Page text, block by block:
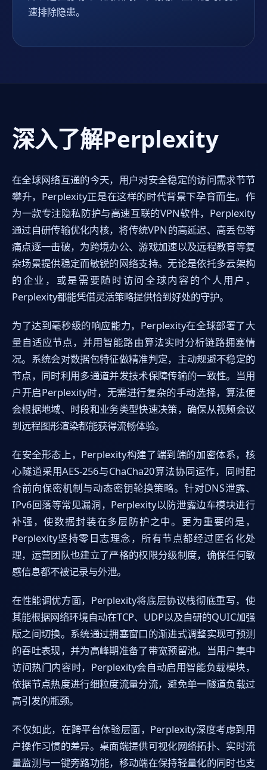
速排除隐患。
深入了解Perplexity
在全球网络互通的今天，用户对安全稳定的访问需求节节
攀升，Perplexity正是在这样的时代背景下孕育而生。作
为一款专注隐私防护与高速互联的VPN软件，Perplexity
通过自研传输优化内核，将传统VPN的高延迟、高丢包等
痛点逐一击破，为跨境办公、游戏加速以及远程教育等复
杂场景提供稳定而敏锐的网络支持。无论是依托多云架构
的企业，或是需要随时访问全球内容的个人用户，
Perplexity都能凭借灵活策略提供恰到好处的守护。
为了达到毫秒级的响应能力，Perplexity在全球部署了大
量自适应节点，并用智能路由算法实时分析链路拥塞情
况。系统会对数据包特征做精准判定，主动规避不稳定的
节点，同时利用多通道并发技术保障传输的一致性。当用
户开启Perplexity时，无需进行复杂的手动选择，算法便
会根据地域、时段和业务类型快速决策，确保从视频会议
到远程图形渲染都能获得流畅体验。
在安全形态上，Perplexity构建了端到端的加密体系，核
心隧道采用AES-256与ChaCha20算法协同运作，同时配
合前向保密机制与动态密钥轮换策略。针对DNS泄露、
IPv6回落等常见漏洞，Perplexity以防泄露边车模块进行
补强，使数据封装在多层防护之中。更为重要的是，
Perplexity坚持零日志理念，所有节点都经过匿名化处
理，运营团队也建立了严格的权限分级制度，确保任何敏
感信息都不被记录与外泄。
在性能调优方面，Perplexity将底层协议栈彻底重写，使
其能根据网络环境自动在TCP、UDP以及自研的QUIC加强
版之间切换。系统通过拥塞窗口的渐进式调整实现可预测
的吞吐表现，并为高峰期准备了带宽预留池。当用户集中
访问热门内容时，Perplexity会自动启用智能负载模块，
依据节点热度进行细粒度流量分流，避免单一隧道负载过
高引发的瓶颈。
不仅如此，在跨平台体验层面，Perplexity深度考虑到用
户操作习惯的差异。桌面端提供可视化网络拓扑、实时流
量监测与一键旁路功能，移动端在保持轻量化的同时也支